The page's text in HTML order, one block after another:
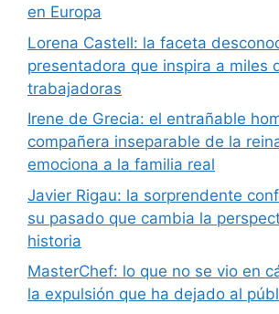
en Europa
Lorena Castell: la faceta
presentadora que inspira a miles
trabajadoras
Irene de Grecia: el entrañable
compañera inseparable de la
emociona a la familia real
Javier Rigau: la sorprendente
su pasado que cambia la
historia
MasterChef: lo que no se vio en
la expulsión que ha dejado al